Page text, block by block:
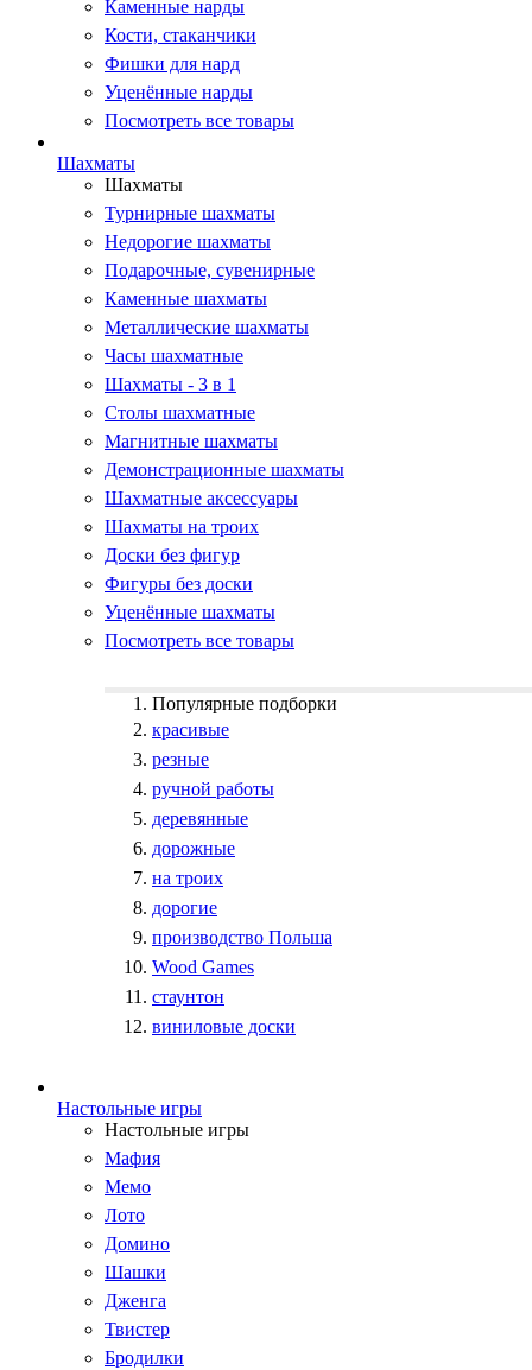
Каменные нарды
Кости, стаканчики
Фишки для нард
Уценённые нарды
Посмотреть все товары
Шахматы
Шахматы
Турнирные шахматы
Недорогие шахматы
Подарочные, сувенирные
Каменные шахматы
Металлические шахматы
Часы шахматные
Шахматы - 3 в 1
Столы шахматные
Магнитные шахматы
Демонстрационные шахматы
Шахматные аксессуары
Шахматы на троих
Доски без фигур
Фигуры без доски
Уценённые шахматы
Посмотреть все товары
Популярные подборки
красивые
резные
ручной работы
деревянные
дорожные
на троих
дорогие
производство Польша
Wood Games
стаунтон
виниловые доски
Настольные игры
Настольные игры
Мафия
Мемо
Лото
Домино
Шашки
Дженга
Твистер
Бродилки